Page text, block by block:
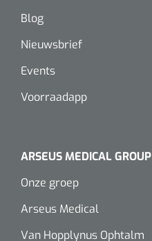
Zilververbanden
Schuimverbanden
Hydrogel
Alginaten
Blog
Nieuwsbrief
Events
Voorraadapp
ARSEUS MEDICAL GROUP
Onze groep
Arseus Medical
Van Hopplynus Ophtalm